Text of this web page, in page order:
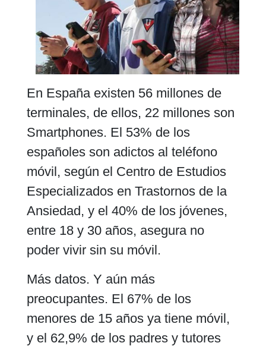
En España existen 56 millones de
terminales, de ellos, 22 millones son
Smartphones. El 53% de los
españoles son adictos al teléfono
móvil, según el Centro de Estudios
Especializados en Trastornos de la
Ansiedad, y el 40% de los jóvenes,
entre 18 y 30 años, asegura no
poder vivir sin su móvil.
Más datos. Y aún más
preocupantes. El 67% de los
menores de 15 años ya tiene móvil,
y el 62,9% de los padres y tutores